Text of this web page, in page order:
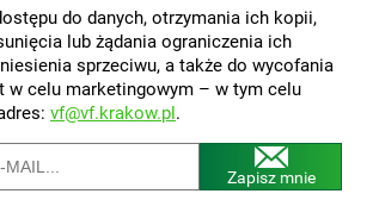
do danych, otrzymania ich kopii,
lub żądania ograniczenia ich
sprzeciwu, a także do wycofania
w celu marketingowym – w tym celu
vf@vf.krakow.pl.
Zapisz mnie